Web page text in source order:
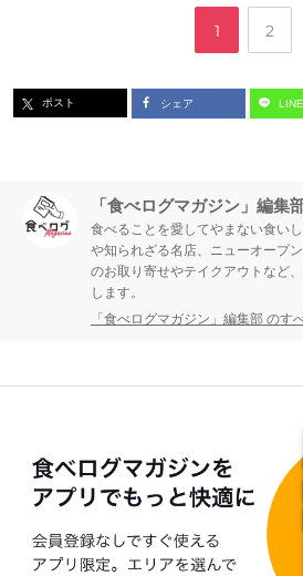
ペ
ジ
1
,
ペ
ジ
2
ポスト シェア
「食べログマガジン」編集
食べることを愛してやまない食い
や知られざる名店、ニューオープ
のお取り寄せやテイクアウトなど
します。
「食べログマガジン」編集部 のす